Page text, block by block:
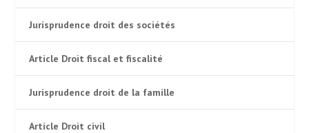
Jurisprudence droit des sociétés
Article Droit fiscal et fiscalité
Jurisprudence droit de la famille
Article Droit civil